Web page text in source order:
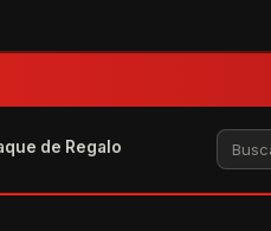
de Regalo Buscar